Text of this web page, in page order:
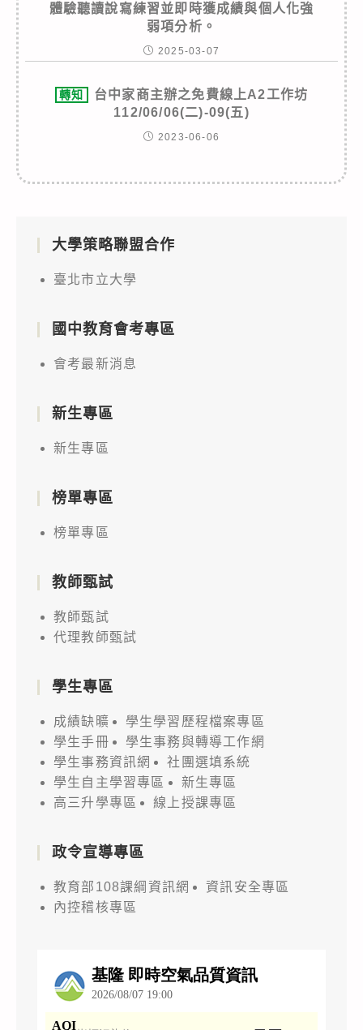
體驗聽讀說寫練習並即時獲成績與個人化強
弱項分析。
2025-03-07
轉知
台中家商主辦之免費線上A2工作坊
112/06/06(二)-09(五)
2023-06-06
大學策略聯盟合作
臺北市立大學
國中教育會考專區
會考最新消息
新生專區
新生專區
榜單專區
榜單專區
教師甄試
教師甄試
代理教師甄試
學生專區
成績缺曠
學生學習歷程檔案專區
學生手冊
學生事務與轉導工作網
學生事務資訊網
社團選填系統
學生自主學習專區
新生專區
高三升學專區
線上授課專區
政令宣導專區
教育部108課綱資訊網
資訊安全專區
內控稽核專區